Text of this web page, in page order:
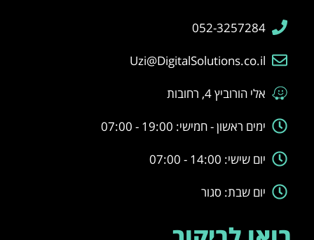
052-3257284
Uzi@DigitalSolutions.co.il
אלי הורוביץ 4, רחובות
ימים ראשון - חמישי: 19:00 - 07:00
יום שישי: 14:00 - 07:00
יום שבת: סגור